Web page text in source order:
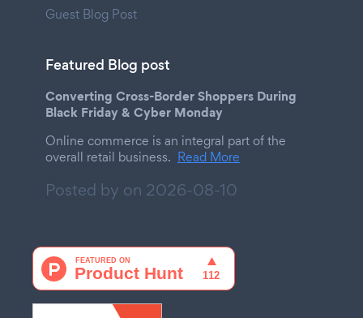
Guest Blog Post
Featured Blog post
Converting Cross-Border Shoppers During
Black Friday & Cyber Monday
Online commerce is an integral part of the
overall retail business. Read More
Posted by on 2026-08-10